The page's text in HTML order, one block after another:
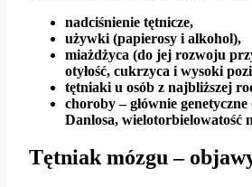
nadciśnienie tętnicze,
używki (papierosy i alkohol),
miażdżyca (do jej rozwoju
otyłość, cukrzyca i wysoki
tętniaki u osób z najbliższej
choroby – głównie genetyczne
Danlosa, wielotorbielowatość
Tętniak mózgu –